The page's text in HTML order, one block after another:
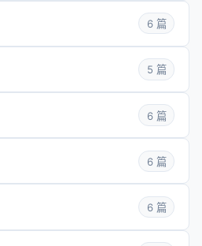
6 篇
5 篇
6 篇
6 篇
6 篇